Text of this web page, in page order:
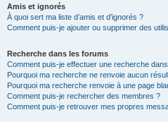
Amis et ignorés
À quoi sert ma liste d’amis et d’ignorés ?
Comment puis-je ajouter ou supprimer des
Recherche dans les forums
Comment puis-je effectuer une recherche
Pourquoi ma recherche ne renvoie aucun
Pourquoi ma recherche renvoie à une page
Comment puis-je rechercher des membres ?
Comment puis-je retrouver mes propres